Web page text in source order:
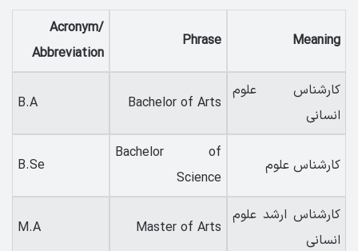
Meaning
Phrase
Acronym/
Abbreviation
کارشناس علوم
انسانی
Bachelor of Arts
B.A
کارشناس علوم
Bachelor of
Science
B.Se
کارشناس ارشد علوم
انسانی
Master of Arts
M.A